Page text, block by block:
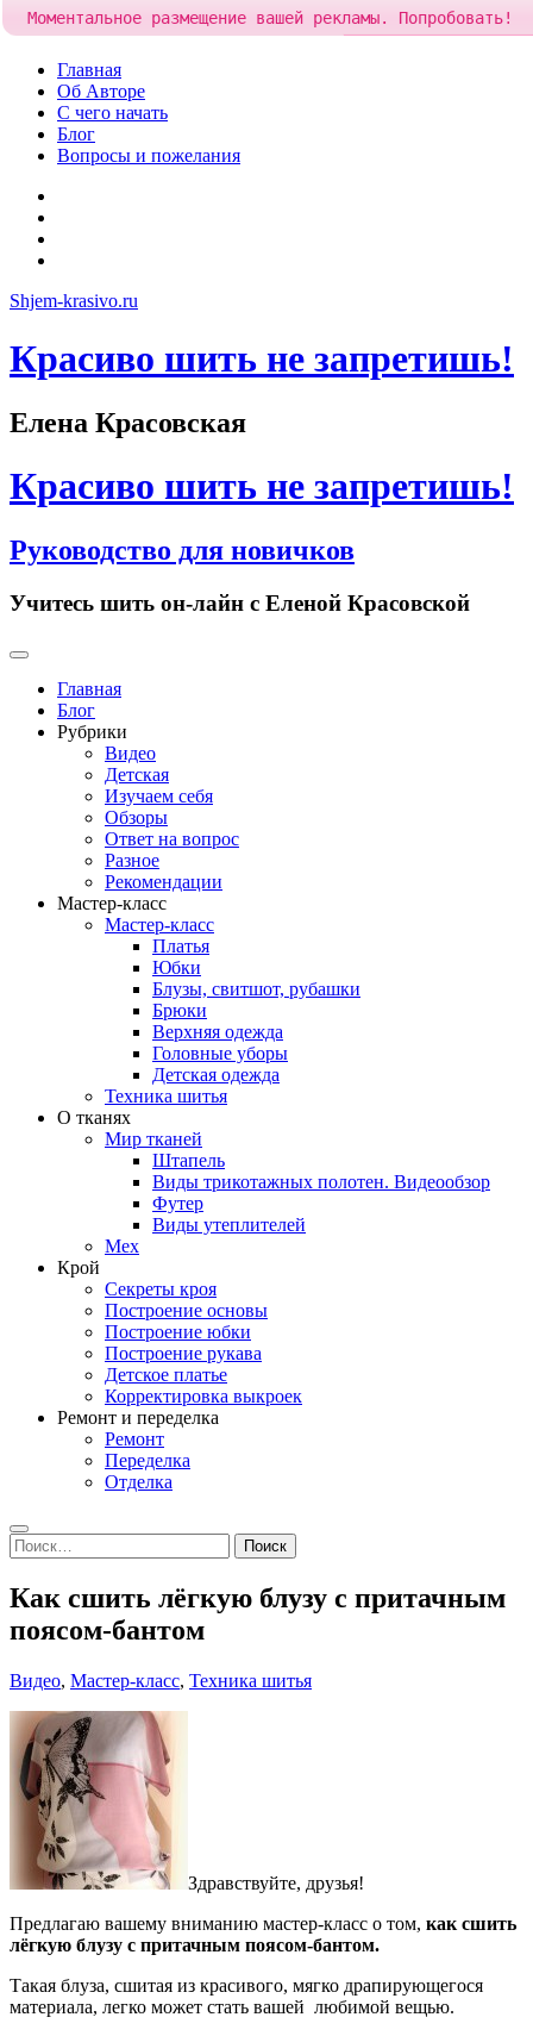
Skip
content
Главная
Об Авторе
С чего начать
Блог
Вопросы и пожелания
Shjem-krasivo.ru
Красиво шить не запретишь!
Елена Красовская
Красиво шить не запретишь!
Руководство для новичков
Учитесь шить он-лайн с Еленой Красовской
Primary
Главная
Блог
Рубрики
Видео
Детская
Изучаем себя
Обзоры
Ответ на вопрос
Разное
Рекомендации
Мастер-класс
Мастер-класс
Платья
Юбки
Блузы, свитшот, рубашки
Брюки
Верхняя одежда
Головные уборы
Детская одежда
Техника шитья
О тканях
Мир тканей
Штапель
Виды трикотажных полотен. Видеообзор
Футер
Виды утеплителей
Мех
Крой
Секреты кроя
Построение основы
Построение юбки
Построение рукава
Детское платье
Корректировка выкроек
Ремонт и переделка
Ремонт
Переделка
Отделка
Search
Найти:
Как сшить лёгкую блузу с притачным
поясом-бантом
Видео, Мастер-класс, Техника шитья
Здравствуйте, друзья!
Предлагаю вашему вниманию мастер-класс о том, как сшить
лёгкую блузу с притачным поясом-бантом.
Такая блуза, сшитая из красивого, мягко драпирующегося
материала, легко может стать вашей любимой вещью.
Моментальное размещение вашей рекламы. Попробовать!